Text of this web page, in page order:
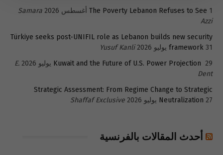
The Poverty Lebanon Refuses to See 1 أغسطس 2026
Samara
Azzi
Türkiye seeks post-UNIFIL role as Lebanon builds new security
framework 31 يوليو 2026
Yusuf Kanli
Kuwait and the Future of U.S. Power Projection 29 يوليو 2026
E.
Dent
Strategic Assessment: From Regime Change to Strategic
Neutralization 27 يوليو 2026 Shaffaf Exclusive
أحدث المقالات بالفرنسية